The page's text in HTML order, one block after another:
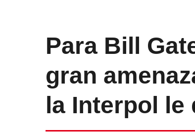
Para Bill
gran
la Interpol le